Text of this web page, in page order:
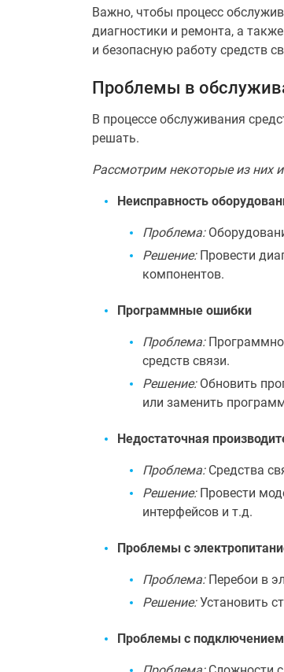
Важно, чтобы процесс
диагностики и ремонта, а
и безопасную работу средств
Проблемы в
В процессе обслуживания
решать.
Рассмотрим некоторые из них
Неисправность
Проблема:
Решение:Провести
компонентов.
Программные ошибки
Проблема:
средств связи.
Решение:Обновить
или заменить
Недостаточная
Проблема:Средства
Решение:Провести
интерфейсов и т.д.
Проблемы с
Проблема:Перебои в
Решение:Установить
Проблемы с подключением